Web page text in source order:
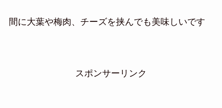
間に大葉や梅肉、チーズを挟んでも美味しいです
スポンサーリンク